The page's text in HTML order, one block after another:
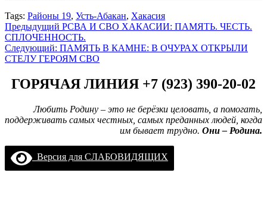
Tags: Районы 19, Усть-Абакан, Хакасия
Навигация
записи
Предыдущий РСВА И СВО ХАКАСИИ: ПАМЯТЬ. ЧЕСТЬ.
СПЛОЧЕННОСТЬ.
Следующий: ПАМЯТЬ В КАМНЕ: В ОЧУРАХ ОТКРЫЛИ
СТЕЛУ ГЕРОЯМ СВО
ГОРЯЧАЯ ЛИНИЯ +7 (923) 390-20-02
Любить Родину – это не берёзки целовать, а помогать,
поддерживать самых честных, самых преданных людей, когда
им бывает трудно. Они – Родина.
Версия для СЛАБОВИДЯЩИХ